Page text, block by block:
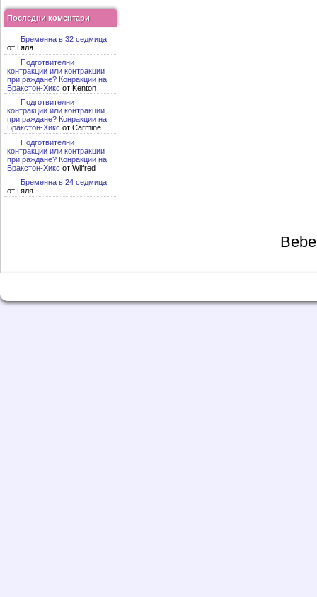
Последни коментари
Бременна в 32 седмица
от Гяля
Подготвителни
контракции или контракции
при раждане? Конракции на
Бракстон-Хикс от Kenton
Подготвителни
контракции или контракции
при раждане? Конракции на
Бракстон-Хикс от Carmine
Подготвителни
контракции или контракции
при раждане? Конракции на
Бракстон-Хикс от Wilfred
Бременна в 24 седмица
от Гяля